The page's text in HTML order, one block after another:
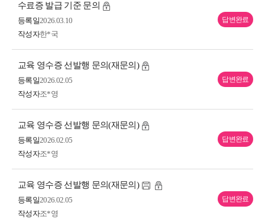
답변완료
수료증 발급 기준 문의
등록일2026.03.10
작성자한*국
답변완료
교육 영수증 선발행 문의(재문의)
등록일2026.02.05
작성자조*영
답변완료
교육 영수증 선발행 문의(재문의)
등록일2026.02.05
작성자조*영
답변완료
교육 영수증 선발행 문의(재문의)
등록일2026.02.05
작성자조*영